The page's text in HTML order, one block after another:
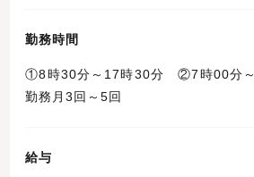
勤務時間
①8時30分～17時30分 ②7時00分
勤務月3回～5回
給与